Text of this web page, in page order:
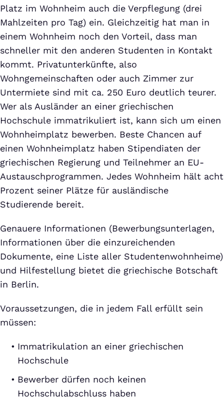
Platz im Wohnheim auch die Verpflegung (drei
Mahlzeiten pro Tag) ein. Gleichzeitig hat man in
einem Wohnheim noch den Vorteil, dass man
schneller mit den anderen Studenten in Kontakt
kommt. Privatunterkünfte, also
Wohngemeinschaften oder auch Zimmer zur
Untermiete sind mit ca. 250 Euro deutlich teurer.
Wer als Ausländer an einer griechischen
Hochschule immatrikuliert ist, kann sich um einen
Wohnheimplatz bewerben. Beste Chancen auf
einen Wohnheimplatz haben Stipendiaten der
griechischen Regierung und Teilnehmer an EU-
Austauschprogrammen. Jedes Wohnheim hält acht
Prozent seiner Plätze für ausländische
Studierende bereit.
Genauere Informationen (Bewerbungsunterlagen,
Informationen über die einzureichenden
Dokumente, eine Liste aller Studentenwohnheime)
und Hilfestellung bietet die griechische Botschaft
in Berlin.
Voraussetzungen, die in jedem Fall erfüllt sein
müssen:
Immatrikulation an einer griechischen
Hochschule
Bewerber dürfen noch keinen
Hochschulabschluss haben